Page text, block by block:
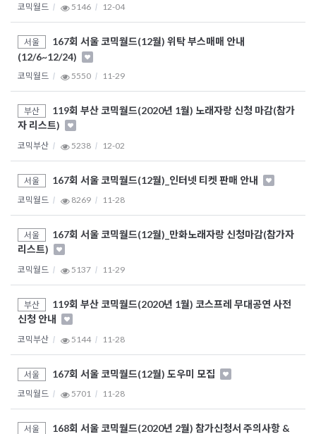
코믹월드 5146 12-04
서울
167회 서울 코믹월드(12월) 위탁 부스매매 안내
(12/6~12/24)
코믹월드 5550 11-29
부산
119회 부산 코믹월드(2020년 1월) 노래자랑 신청 마감(참가
자 리스트)
코믹부산 5238 12-02
서울 167회 서울 코믹월드(12월)_인터넷 티켓 판매 안내
코믹월드 8269 11-28
서울
167회 서울 코믹월드(12월)_만화노래자랑 신청마감(참가자
리스트)
코믹월드 5137 11-29
부산
119회 부산 코믹월드(2020년 1월) 코스프레 무대공연 사전
신청 안내
코믹부산 5144 11-28
서울 167회 서울 코믹월드(12월) 도우미 모집
코믹월드 5701 11-28
서울
168회 서울 코믹월드(2020년 2월) 참가신청서 주의사항 &